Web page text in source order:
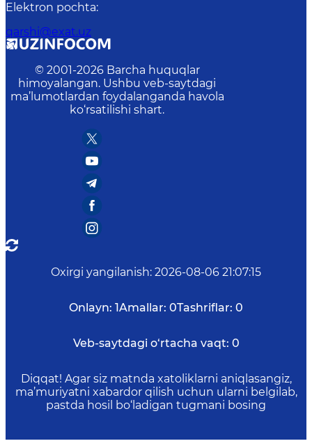
Elektron pochta:
qarshi@exat.uz
© 2001-2026 Barcha huquqlar
himoyalangan. Ushbu veb-saytdagi
ma’lumotlardan foydalanganda havola
ko‘rsatilishi shart.
Oxirgi yangilanish: 2026-08-06 21:07:15
Onlayn: 1Amallar: 0Tashriflar: 0
Veb-saytdagi o‘rtacha vaqt: 0
Diqqat! Agar siz matnda xatoliklarni aniqlasangiz,
ma’muriyatni xabardor qilish uchun ularni belgilab,
pastda hosil bo‘ladigan tugmani bosing